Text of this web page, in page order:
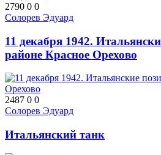
2790 0 0
Солорев Эдуард
11 декабря 1942.
районе Красное Орехово
2487 0 0
Солорев Эдуард
Итальянский танк